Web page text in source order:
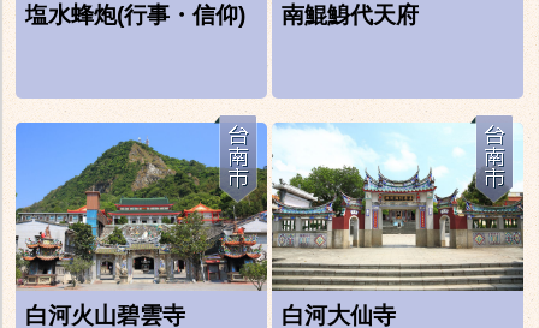
塩水蜂炮(行事・信仰) 南鯤鯓代天府
白河火山碧雲寺 白河大仙寺